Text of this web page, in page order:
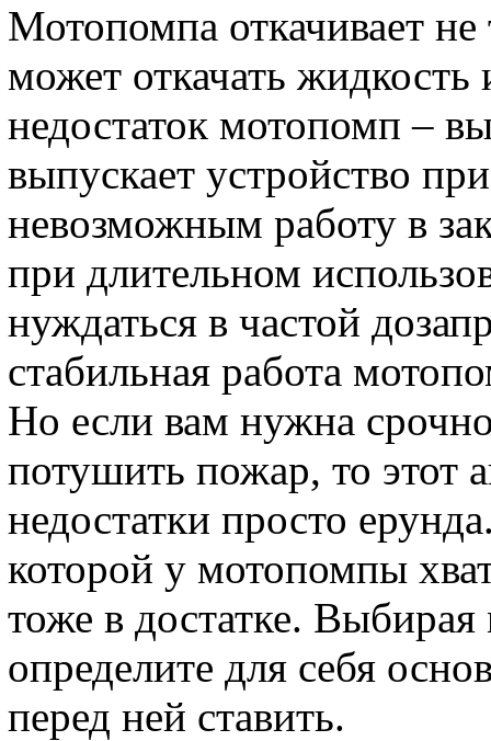
Мотопомпа откачивает
может откачать
недостаток мотопомп –
выпускает устройство
невозможным работу в
при длительном
нуждаться в частой
стабильная работа
Но если вам нужна
потушить пожар, то этот
недостатки просто
которой у мотопомпы
тоже в достатке.
определите для себя
перед ней ставить.